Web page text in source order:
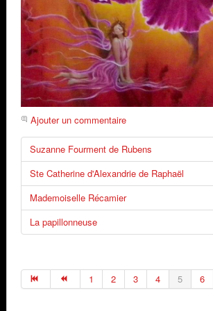
Ajouter un commentaire
Suzanne Fourment de Rubens
Ste Catherine d'Alexandrie de Raphaël
Mademoiselle Récamier
La papillonneuse
1 2 3 4 5 6